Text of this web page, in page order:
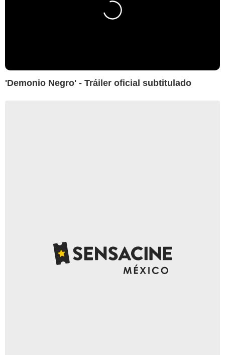
'Demonio Negro' - Tráiler oficial subtitulado